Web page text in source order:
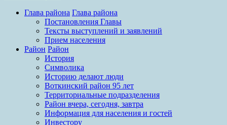
Глава района Глава района
Постановления Главы
Тексты выступлений и заявлений
Прием населения
Район Район
История
Символика
Историю делают люди
Воткинский район 95 лет
Территориальные подразделения
Район вчера, сегодня, завтра
Информация для населения и гостей
Инвестору